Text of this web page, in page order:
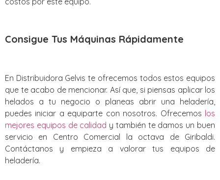
Consigue Tus Máquinas Rápidamente
En Distribuidora Gelvis te ofrecemos todos estos equipos
que te acabo de mencionar. Así que, si piensas aplicar los
helados a tu negocio o planeas abrir una heladería,
puedes iniciar a equiparte con nosotros. Ofrecemos los
mejores equipos de calidad y también te damos un buen
servicio en Centro Comercial la octava de Giribaldi.
Contáctanos y empieza a valorar tus equipos de
heladería.